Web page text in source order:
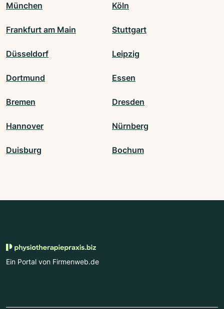
München Köln
Frankfurt am Main Stuttgart
Düsseldorf Leipzig
Dortmund Essen
Bremen Dresden
Hannover Nürnberg
Duisburg Bochum
Ein Portal von Firmenweb.de